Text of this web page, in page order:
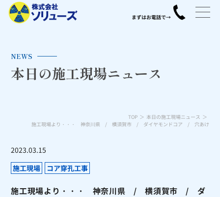
NEWS
本日の施工現場ニュース
TOP
本日の施工現場ニュース
施工現場より・・・ 神奈川県 / 横須賀市 / ダイヤモンドコア / 穴あけ
2023.03.15
施工現場
コア穿孔工事
施工現場より・・・ 神奈川県 / 横須賀市 / ダ